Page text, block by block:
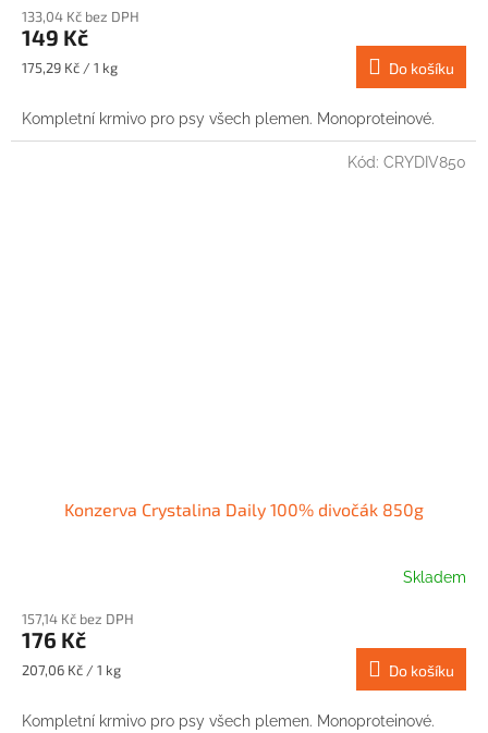
133,04 Kč bez DPH
149 Kč
Měrná
175,29 Kč / 1 kg Do košíku
Kompletní krmivo pro psy všech plemen. Monoproteinové.
Konzerva Crystalina Daily 100% divočák 850g
Skladem
157,14 Kč bez DPH
176 Kč
Měrná
207,06 Kč / 1 kg Do košíku
Kompletní krmivo pro psy všech plemen. Monoproteinové.
Kód: CRYDIV850